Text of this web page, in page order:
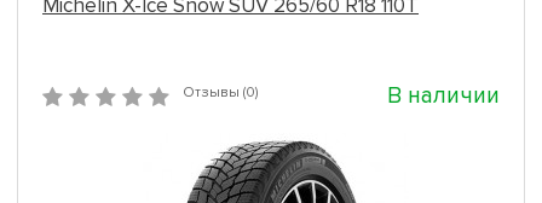
Отзывы (0) В наличии